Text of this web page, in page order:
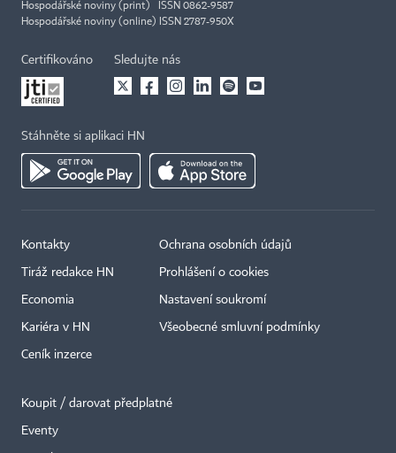
Hospodářské noviny (print) ISSN 0862-9587
Hospodářské noviny (online) ISSN 2787-950X
Certifikováno Sledujte nás
Stáhněte si aplikaci HN
Kontakty
Tiráž redakce HN
Economia
Kariéra v HN
Ceník inzerce
Ochrana osobních údajů
Prohlášení o cookies
Nastavení soukromí
Všeobecné smluvní podmínky
Koupit / darovat předplatné
Eventy